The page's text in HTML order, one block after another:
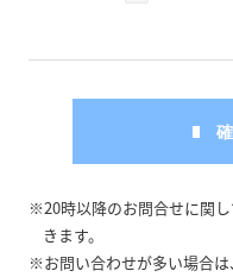
※20時以降のお問合せに関
きます。
※お問い合わせが多い場合